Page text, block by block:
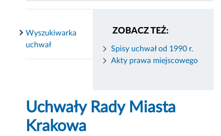
ZOBACZ TEŻ:
Spisy uchwał od 1990 r.
Akty prawa miejscowego
Wyszukiwarka
uchwał
Uchwały Rady Miasta
Krakowa